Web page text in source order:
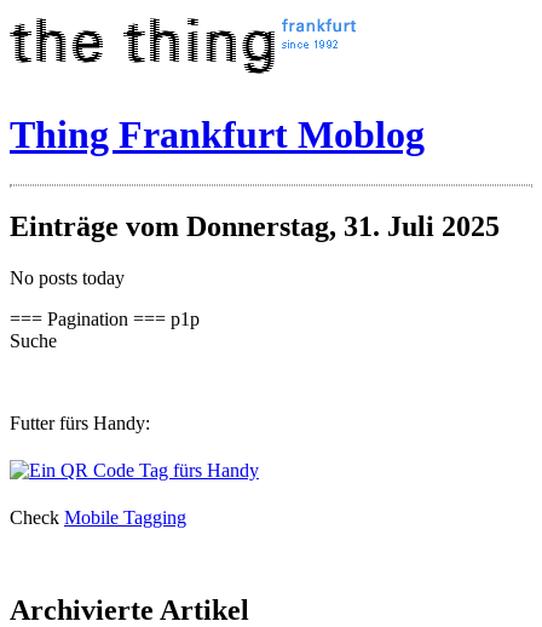
Thing Frankfurt Moblog
Einträge vom Donnerstag, 31. Juli 2025
No posts today
=== Pagination === p1p
Suche
Futter fürs Handy:
Check Mobile Tagging
Archivierte Artikel